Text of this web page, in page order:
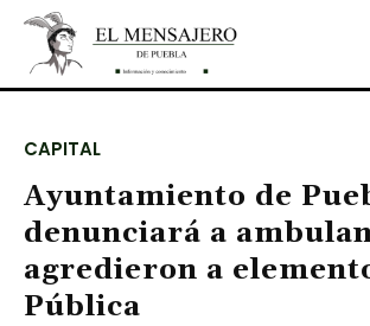
CAPITAL
Ayuntamiento de
denunciará a
agredieron a
Pública